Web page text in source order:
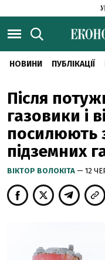
НОВИНИ ПУБЛІКАЦІЇ
Після
газовики і
посилюють
підземних
ВІКТОР ВОЛОКІТА — 12